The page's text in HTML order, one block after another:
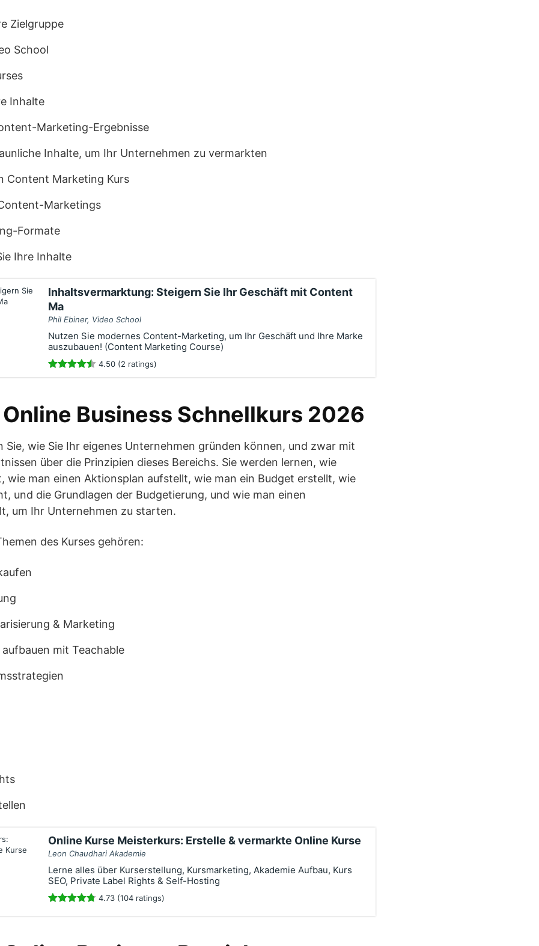
Zielgruppe
School
Inhalte
Marketing-Ergebnisse
Inhalte, um Ihr Unternehmen zu vermarkten
Content Marketing Kurs
Marketings
Formate
Ihre Inhalte
Inhaltsvermarktung: Steigern Sie Ihr Geschäft mit Content
Ma
Phil Ebiner, Video School
Nutzen Sie modernes Content-Marketing, um Ihr Geschäft und Ihre Marke
auszubauen! (Content Marketing Course)
4.50 (2 ratings)
Business Schnellkurs 2026
Sie, wie Sie Ihr eigenes Unternehmen gründen können, und zwar mit
über die Prinzipien dieses Bereichs. Sie werden lernen, wie
wie man einen Aktionsplan aufstellt, wie man ein Budget erstellt, wie
und die Grundlagen der Budgetierung, und wie man einen
um Ihr Unternehmen zu starten.
des Kurses gehören:
& Marketing
mit Teachable
Online Kurse Meisterkurs: Erstelle & vermarkte Online Kurse
Leon Chaudhari Akademie
Lerne alles über Kurserstellung, Kursmarketing, Akademie Aufbau, Kurs
SEO, Private Label Rights & Self-Hosting
4.73 (104 ratings)